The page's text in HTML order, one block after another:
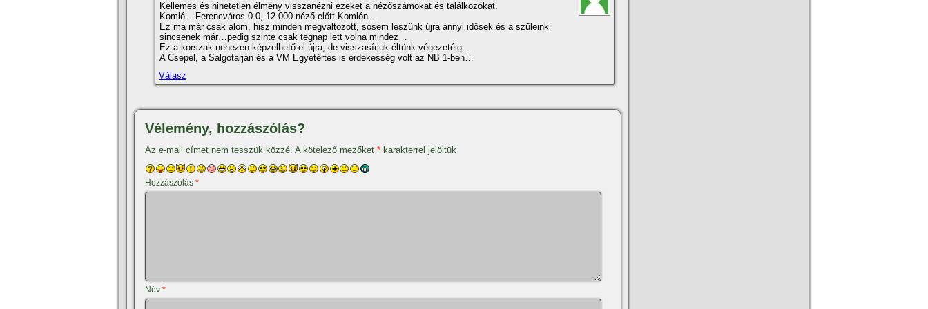
Kellemes és hihetetlen élmény visszanézni ezeket a nézőszámokat és találkozókat.
Komló – Ferencváros 0-0, 12 000 néző előtt Komlón…
Ez ma már csak álom, hisz minden megváltozott, sosem leszünk újra annyi idősek és a szüleink
sincsenek már…pedig szinte csak tegnap lett volna mindez…
Ez a korszak nehezen képzelhető el újra, de visszasí­rjuk éltünk végezetéig…
A Csepel, a Salgótarján és a VM Egyetértés is érdekesség volt az NB 1-ben…
Válasz
Vélemény, hozzászólás?
Az e-mail címet nem tesszük közzé. A kötelező mezőket * karakterrel jelöltük
Hozzászólás *
Név *